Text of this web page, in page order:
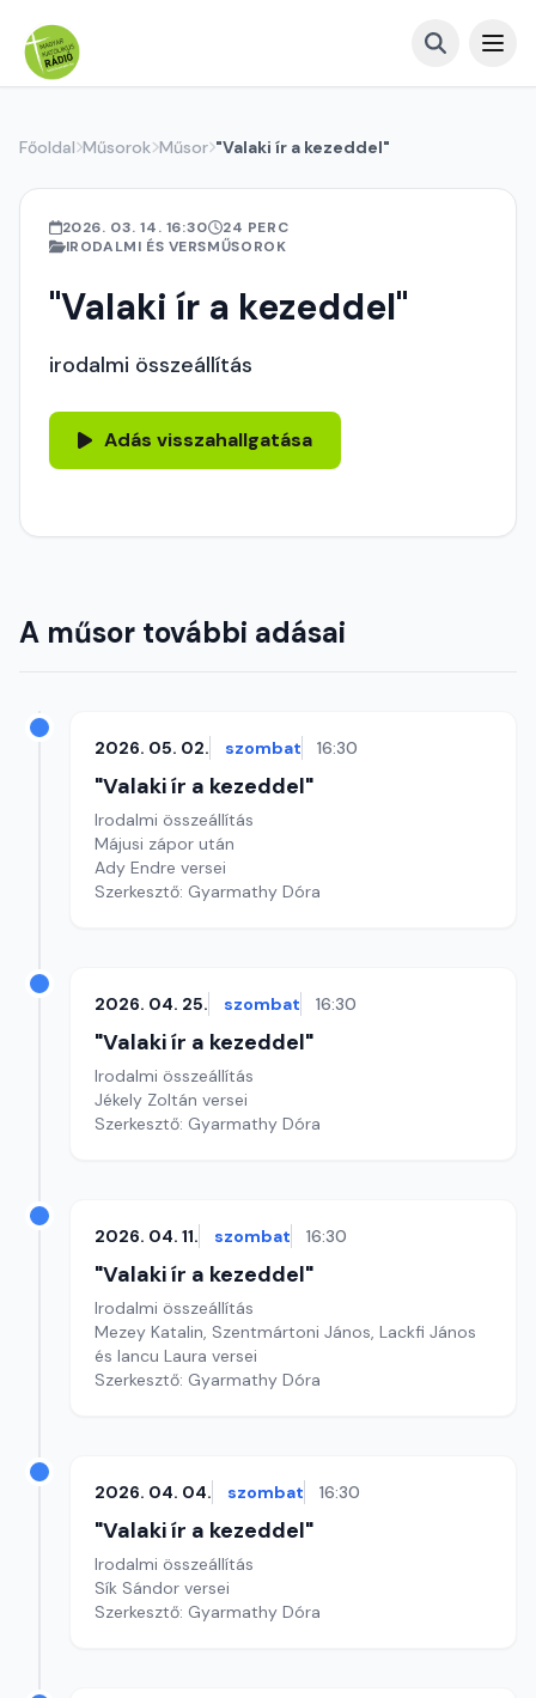
Főoldal Műsorok Műsor "Valaki ír a kezeddel"
2026. 03. 14. 16:30
24 PERC
IRODALMI ÉS VERSMŰSOROK
"Valaki ír a kezeddel"
irodalmi összeállítás
Adás visszahallgatása
A műsor további adásai
2026. 05. 02. szombat 16:30
"Valaki ír a kezeddel"
Irodalmi összeállítás
Májusi zápor után
Ady Endre versei
Szerkesztő: Gyarmathy Dóra
2026. 04. 25. szombat 16:30
"Valaki ír a kezeddel"
Irodalmi összeállítás
Jékely Zoltán versei
Szerkesztő: Gyarmathy Dóra
2026. 04. 11. szombat 16:30
"Valaki ír a kezeddel"
Irodalmi összeállítás
Mezey Katalin, Szentmártoni János, Lackfi János
és Iancu Laura versei
Szerkesztő: Gyarmathy Dóra
2026. 04. 04. szombat 16:30
"Valaki ír a kezeddel"
Irodalmi összeállítás
Sík Sándor versei
Szerkesztő: Gyarmathy Dóra